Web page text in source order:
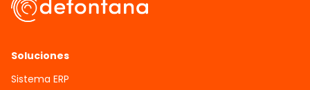
Soluciones
Sistema ERP